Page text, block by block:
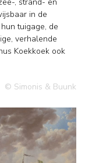
, strand- en
in de
tuigage, de
verhalende
Koekkoek ook
© Simonis & Buunk